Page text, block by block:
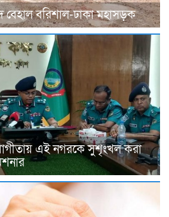
বেহাল বরিশাল-ঢাকা মহাসড়ক
এই নগরকে সুশৃংখল করা